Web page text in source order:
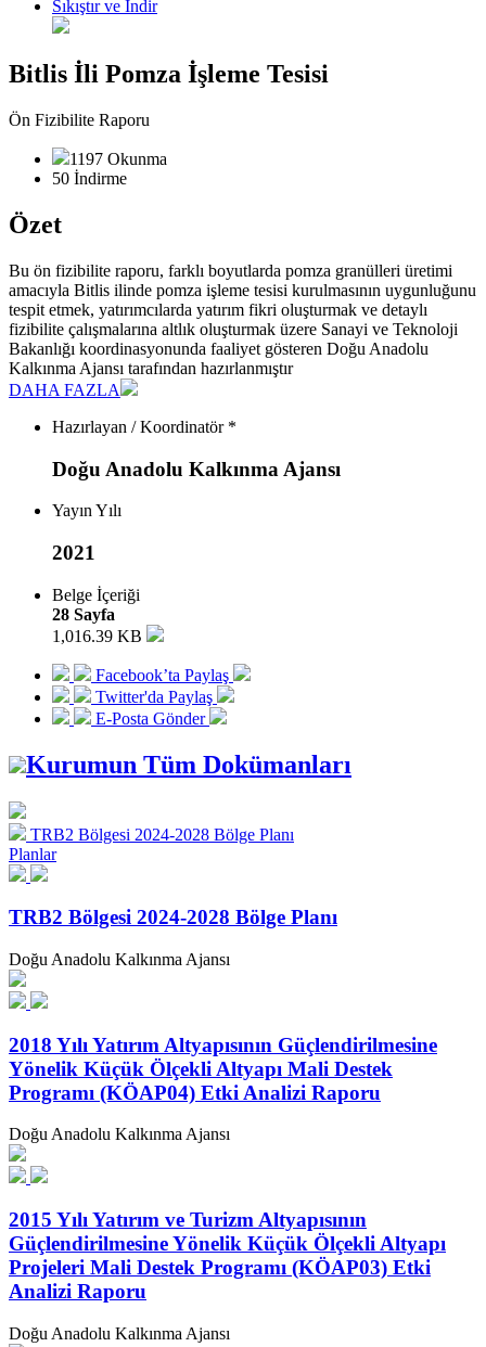
Sıkıştır ve İndir
Bitlis İli Pomza İşleme Tesisi
Ön Fizibilite Raporu
1197 Okunma
50 İndirme
Özet
Bu ön fizibilite raporu, farklı boyutlarda pomza granülleri üretimi
amacıyla Bitlis ilinde pomza işleme tesisi kurulmasının uygunluğunu
tespit etmek, yatırımcılarda yatırım fikri oluşturmak ve detaylı
fizibilite çalışmalarına altlık oluşturmak üzere Sanayi ve Teknoloji
Bakanlığı koordinasyonunda faaliyet gösteren Doğu Anadolu
Kalkınma Ajansı tarafından hazırlanmıştır
DAHA FAZLA
Hazırlayan / Koordinatör *
Doğu Anadolu Kalkınma Ajansı
Yayın Yılı
2021
Belge İçeriği
28 Sayfa
1,016.39 KB
Facebook’ta Paylaş
Twitter'da Paylaş
E-Posta Gönder
Kurumun Tüm Dokümanları
TRB2 Bölgesi 2024-2028 Bölge Planı
Planlar
TRB2 Bölgesi 2024-2028 Bölge Planı
Doğu Anadolu Kalkınma Ajansı
2018 Yılı Yatırım Altyapısının Güçlendirilmesine
Yönelik Küçük Ölçekli Altyapı Mali Destek
Programı (KÖAP04) Etki Analizi Raporu
Doğu Anadolu Kalkınma Ajansı
2015 Yılı Yatırım ve Turizm Altyapısının
Güçlendirilmesine Yönelik Küçük Ölçekli Altyapı
Projeleri Mali Destek Programı (KÖAP03) Etki
Analizi Raporu
Doğu Anadolu Kalkınma Ajansı